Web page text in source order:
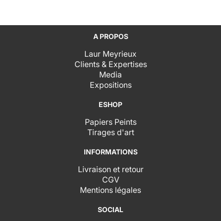
A PROPOS
Laur Meyrieux
Clients & Expertises
Media
Expositions
ESHOP
Papiers Peints
Tirages d'art
INFORMATIONS
Livraison et retour
CGV
Mentions légales
SOCIAL